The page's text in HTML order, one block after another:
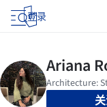
登录